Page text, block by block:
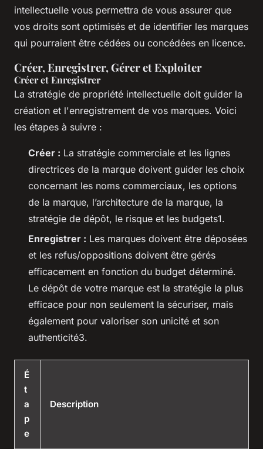
intellectuelle vous permettra de vous assurer que
vos droits sont optimisés et de identifier les marques
qui pourraient être cédées ou concédées en licence.
Créer, Enregistrer, Gérer et Exploiter
Créer et Enregistrer
La stratégie de propriété intellectuelle doit guider la
création et l'enregistrement de vos marques. Voici
les étapes à suivre :
Créer : La stratégie commerciale et les lignes
directrices de la marque doivent guider les choix
concernant les noms commerciaux, les options
de la marque, l’architecture de la marque, la
stratégie de dépôt, le risque et les budgets1.
Enregistrer : Les marques doivent être déposées
et les refus/oppositions doivent être gérés
efficacement en fonction du budget déterminé.
Le dépôt de votre marque est la stratégie la plus
efficace pour non seulement la sécuriser, mais
également pour valoriser son unicité et son
authenticité3.
É
t
a
p
e
Description